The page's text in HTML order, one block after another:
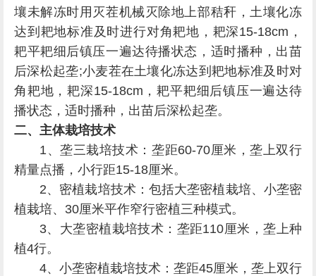
壤未解冻时用灭茬机械灭除地上部秸秆，土壤化冻
达到耙地标准及时进行对角耙地，耙深15-18cm，
耙平耙细后镇压一遍达待播状态，适时播种，出苗
后深松起垄;小麦茬在土壤化冻达到耙地标准及时对
角耙地，耙深15-18cm，耙平耙细后镇压一遍达待
播状态，适时播种，出苗后深松起垄。
二、主体栽培技术
1、垄三栽培技术：垄距60-70厘米，垄上双行
精量点播，小行距15-18厘米。
2、密植栽培技术：包括大垄密植栽培、小垄密
植栽培、30厘米平作窄行密植三种模式。
3、大垄密植栽培技术：垄距110厘米，垄上种
植4行。
4、小垄密植栽培技术：垄距45厘米，垄上双行